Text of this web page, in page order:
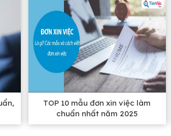
TOP 10 mẫu đơn xin việc làm
chuẩn nhất năm 2025